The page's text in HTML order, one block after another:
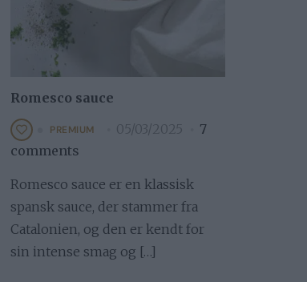
Romesco sauce
PREMIUM 05/03/2025
7
comments
Romesco sauce er en klassisk
spansk sauce, der stammer fra
Catalonien, og den er kendt for
sin intense smag og […]